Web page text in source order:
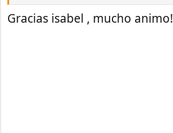
Gracias isabel , mucho animo!